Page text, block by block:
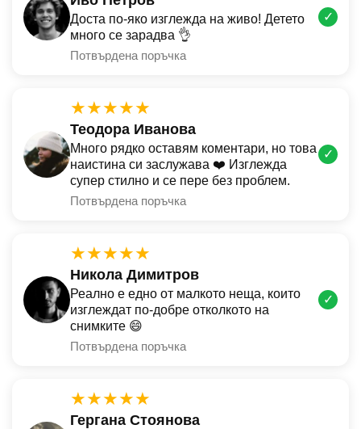
Доста по-яко изглежда на живо! Детето
много се зарадва 👌
Потвърдена поръчка
✓
★★★★★
Теодора Иванова
Много рядко оставям коментари, но това
наистина си заслужава ❤️ Изглежда
супер стилно и се пере без проблем.
Потвърдена поръчка
✓
★★★★★
Никола Димитров
Реално е едно от малкото неща, които
изглеждат по-добре отколкото на
снимките 😄
Потвърдена поръчка
✓
★★★★★
Гергана Стоянова